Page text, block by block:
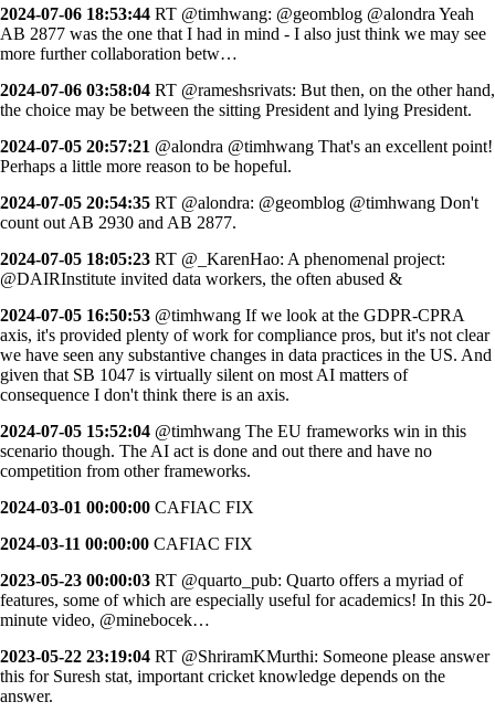
2024-07-06 18:53:44 RT @timhwang: @geomblog @alondra Yeah
AB 2877 was the one that I had in mind - I also just think we may see
more further collaboration betw…
2024-07-06 03:58:04 RT @rameshsrivats: But then, on the other hand,
the choice may be between the sitting President and lying President.
2024-07-05 20:57:21 @alondra @timhwang That's an excellent point!
Perhaps a little more reason to be hopeful.
2024-07-05 20:54:35 RT @alondra: @geomblog @timhwang Don't
count out AB 2930 and AB 2877.
2024-07-05 18:05:23 RT @_KarenHao: A phenomenal project:
@DAIRInstitute invited data workers, the often abused &
2024-07-05 16:50:53 @timhwang If we look at the GDPR-CPRA
axis, it's provided plenty of work for compliance pros, but it's not clear
we have seen any substantive changes in data practices in the US. And
given that SB 1047 is virtually silent on most AI matters of
consequence I don't think there is an axis.
2024-07-05 15:52:04 @timhwang The EU frameworks win in this
scenario though. The AI act is done and out there and have no
competition from other frameworks.
2024-03-01 00:00:00 CAFIAC FIX
2024-03-11 00:00:00 CAFIAC FIX
2023-05-23 00:00:03 RT @quarto_pub: Quarto offers a myriad of
features, some of which are especially useful for academics! In this 20-
minute video, @minebocek…
2023-05-22 23:19:04 RT @ShriramKMurthi: Someone please answer
this for Suresh stat, important cricket knowledge depends on the
answer.